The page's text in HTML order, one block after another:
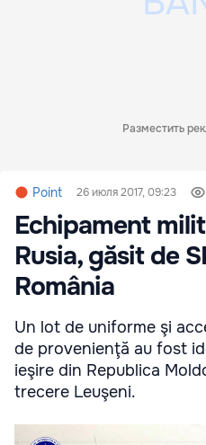
Разместить
Point 26 июля 2017, 09:23
Echipament
Rusia, găsit de
România
Un lot de uniforme şi
de provenienţă au fost
ieşire din Republica
trecere Leuşeni.